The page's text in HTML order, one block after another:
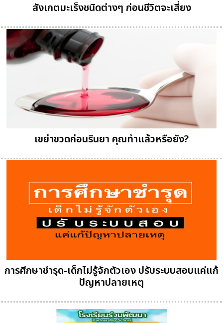
สังเกตมะเร็งชนิดต่างๆ ก่อนชีวิตจะเสี่ยง
เขย่าขวดก่อนรินยา คุณทำแล้วหรือยัง?
การศึกษาชำรุด-เด็กไม่รู้จักตัวเอง ปรับระบบสอบแค่แก้
ปัญหาปลายเหตุ